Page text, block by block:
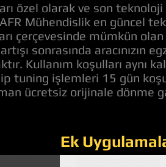
özel olarak ve son
Mühendislik en güncel
çerçevesinde mümkün
sonrasında aracınızın
Kullanım koşulları aynı
tuning işlemleri 15 gün
ücretsiz orijinale dönme
Ek